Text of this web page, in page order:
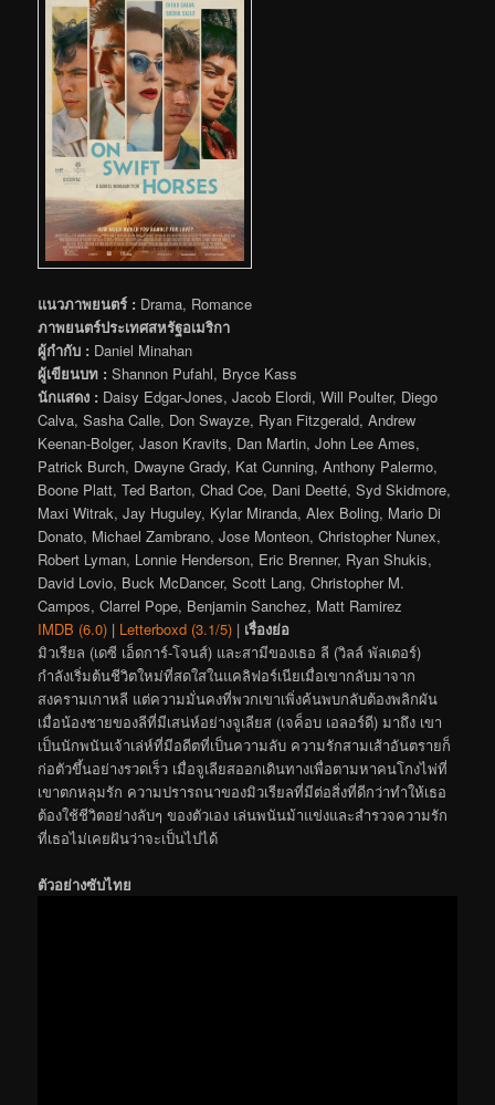
แนวภาพยนตร์ : Drama, Romance
ภาพยนตร์ประเทศสหรัฐอเมริกา
ผู้กำกับ : Daniel Minahan
ผู้เขียนบท : Shannon Pufahl, Bryce Kass
นักแสดง : Daisy Edgar-Jones, Jacob Elordi, Will Poulter, Diego
Calva, Sasha Calle, Don Swayze, Ryan Fitzgerald, Andrew
Keenan-Bolger, Jason Kravits, Dan Martin, John Lee Ames,
Patrick Burch, Dwayne Grady, Kat Cunning, Anthony Palermo,
Boone Platt, Ted Barton, Chad Coe, Dani Deetté, Syd Skidmore,
Maxi Witrak, Jay Huguley, Kylar Miranda, Alex Boling, Mario Di
Donato, Michael Zambrano, Jose Monteon, Christopher Nunex,
Robert Lyman, Lonnie Henderson, Eric Brenner, Ryan Shukis,
David Lovio, Buck McDancer, Scott Lang, Christopher M.
Campos, Clarrel Pope, Benjamin Sanchez, Matt Ramirez
IMDB (6.0) | Letterboxd (3.1/5) | เรื่องย่อ
มิวเรียล (เดซี เอ็ดการ์-โจนส์) และสามีของเธอ ลี (วิลล์ พัลเตอร์)
กำลังเริ่มต้นชีวิตใหม่ที่สดใสในแคลิฟอร์เนียเมื่อเขากลับมาจาก
สงครามเกาหลี แต่ความมั่นคงที่พวกเขาเพิ่งค้นพบกลับต้องพลิกผัน
เมื่อน้องชายของลีที่มีเสน่ห์อย่างจูเลียส (เจค็อบ เอลอร์ดี) มาถึง เขา
เป็นนักพนันเจ้าเล่ห์ที่มีอดีตที่เป็นความลับ ความรักสามเส้าอันตรายก็
ก่อตัวขึ้นอย่างรวดเร็ว เมื่อจูเลียสออกเดินทางเพื่อตามหาคนโกงไพ่ที่
เขาตกหลุมรัก ความปรารถนาของมิวเรียลที่มีต่อสิ่งที่ดีกว่าทำให้เธอ
ต้องใช้ชีวิตอย่างลับๆ ของตัวเอง เล่นพนันม้าแข่งและสำรวจความรัก
ที่เธอไม่เคยฝันว่าจะเป็นไปได้
ตัวอย่างซับไทย